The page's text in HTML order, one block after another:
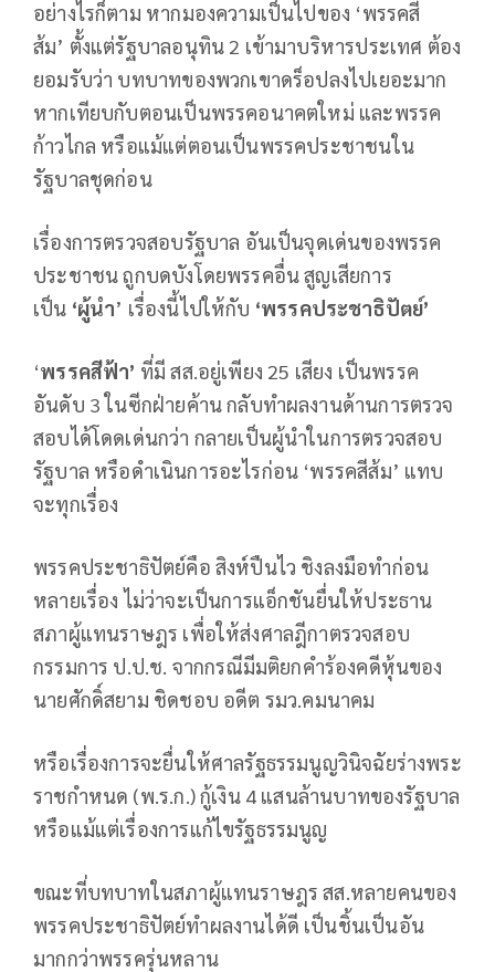
อย่างไรก็ตาม หากมองความเป็นไปของ ‘พรรคสี
ส้ม’ ตั้งแต่รัฐบาลอนุทิน 2 เข้ามาบริหารประเทศ ต้อง
ยอมรับว่า บทบาทของพวกเขาดร็อปลงไปเยอะมาก
หากเทียบกับตอนเป็นพรรคอนาคตใหม่ และพรรค
ก้าวไกล หรือแม้แต่ตอนเป็นพรรคประชาชนใน
รัฐบาลชุดก่อน
เรื่องการตรวจสอบรัฐบาล อันเป็นจุดเด่นของพรรค
ประชาชน ถูกบดบังโดยพรรคอื่น สูญเสียการ
เป็น ‘ผู้นำ’ เรื่องนี้ไปให้กับ ‘พรรคประชาธิปัตย์’
‘พรรคสีฟ้า’ ที่มี สส.อยู่เพียง 25 เสียง เป็นพรรค
อันดับ 3 ในซีกฝ่ายค้าน กลับทำผลงานด้านการตรวจ
สอบได้โดดเด่นกว่า กลายเป็นผู้นำในการตรวจสอบ
รัฐบาล หรือดำเนินการอะไรก่อน ‘พรรคสีส้ม’ แทบ
จะทุกเรื่อง
พรรคประชาธิปัตย์คือ สิงห์ปืนไว ชิงลงมือทำก่อน
หลายเรื่อง ไม่ว่าจะเป็นการแอ็กชันยื่นให้ประธาน
สภาผู้แทนราษฎร เพื่อให้ส่งศาลฎีกาตรวจสอบ
กรรมการ ป.ป.ช. จากกรณีมีมติยกคำร้องคดีหุ้นของ
นายศักดิ์สยาม ชิดชอบ อดีต รมว.คมนาคม
หรือเรื่องการจะยื่นให้ศาลรัฐธรรมนูญวินิจฉัยร่างพระ
ราชกำหนด (พ.ร.ก.) กู้เงิน 4 แสนล้านบาทของรัฐบาล
หรือแม้แต่เรื่องการแก้ไขรัฐธรรมนูญ
ขณะที่บทบาทในสภาผู้แทนราษฎร สส.หลายคนของ
พรรคประชาธิปัตย์ทำผลงานได้ดี เป็นชิ้นเป็นอัน
มากกว่าพรรครุ่นหลาน